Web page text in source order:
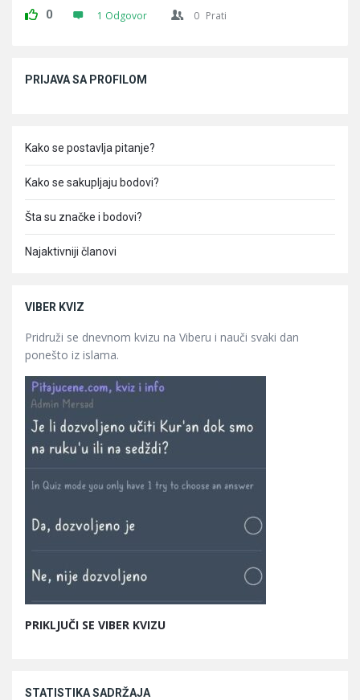
0 1 Odgovor 0 Prati
PRIJAVA SA PROFILOM
Kako se postavlja pitanje?
Kako se sakupljaju bodovi?
Šta su značke i bodovi?
Najaktivniji članovi
VIBER KVIZ
Pridruži se dnevnom kvizu na Viberu i nauči svaki dan
ponešto iz islama.
PRIKLJUČI SE VIBER KVIZU
STATISTIKA SADRŽAJA